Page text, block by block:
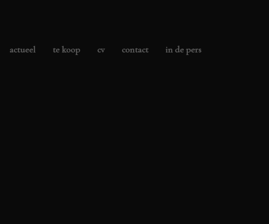
actueel te koop cv contact in de pers